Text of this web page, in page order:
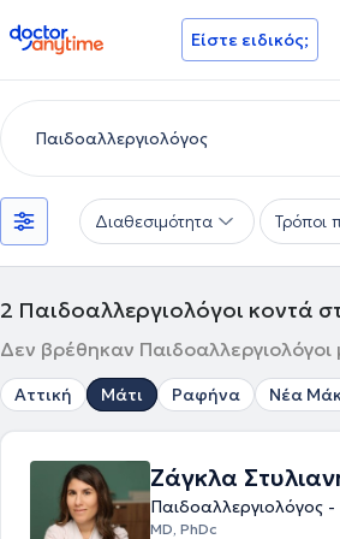
doctoranytime Είστε ειδικός;
Διαθεσιμότητα Τρόποι
2 Παιδοαλλεργιολόγοι κοντά
Δεν βρέθηκαν
Αττική Μάτι Ραφήνα Νέα
Ζάγκλα
Παιδοαλλεργιολόγος -
MD, PhDc